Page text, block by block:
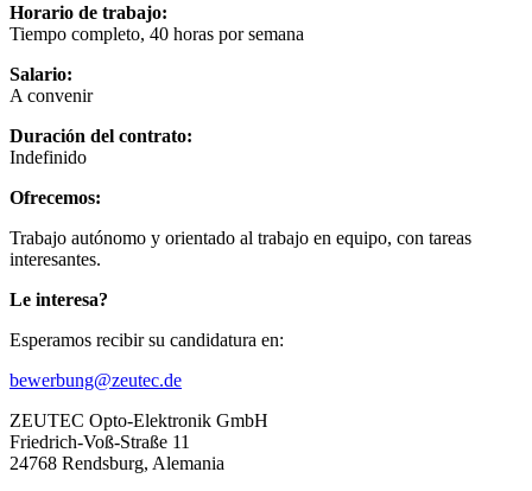
Horario de trabajo:
Tiempo completo, 40 horas por semana
Salario:
A convenir
Duración del contrato:
Indefinido
Ofrecemos:
Trabajo autónomo y orientado al trabajo en equipo, con tareas
interesantes.
Le interesa?
Esperamos recibir su candidatura en:
bewerbung@zeutec.de
ZEUTEC Opto-Elektronik GmbH
Friedrich-Voß-Straße 11
24768 Rendsburg, Alemania